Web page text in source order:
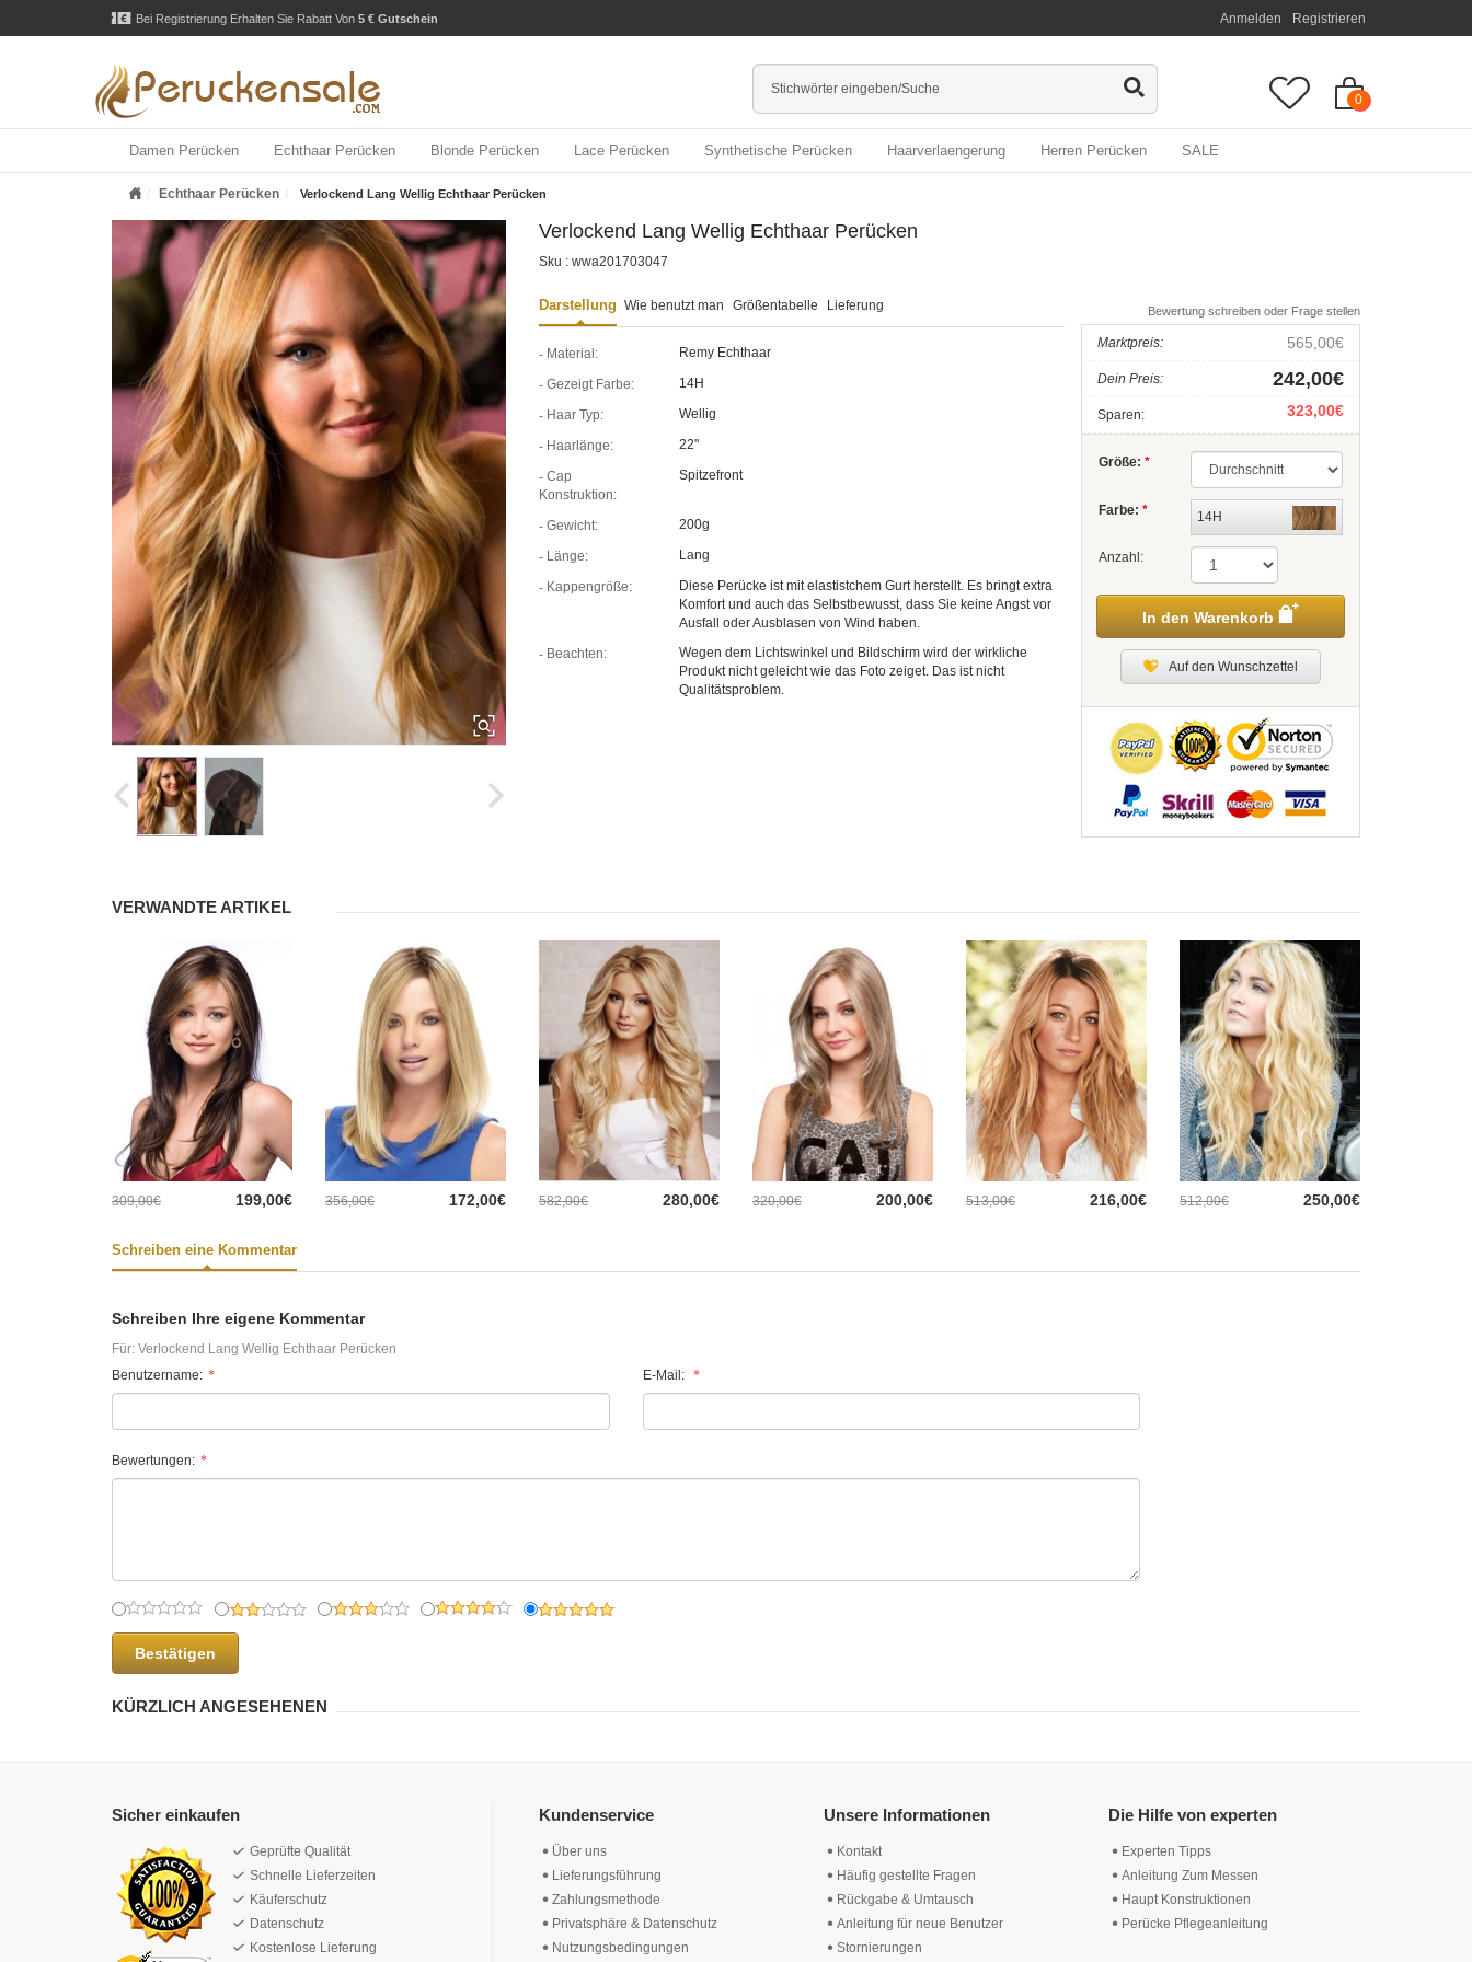
Bei Registrierung Erhalten Sie Rabatt Von 5 € Gutschein Anmelden Registrieren
0
Damen Perücken Echthaar Perücken Blonde Perücken Lace Perücken Synthetische Perücken Haarverlaengerung Herren Perücken SALE
Echthaar Perücken Verlockend Lang Wellig Echthaar Perücken
Verlockend Lang Wellig Echthaar Perücken
Sku : wwa201703047
Bewertung schreiben oder Frage stellen
Marktpreis: 565,00€
Dein Preis: 242,00€
Sparen: 323,00€
Größe: *
Farbe: * 14H
Anzahl:
In den Warenkorb
Auf den Wunschzettel
Darstellung Wie benutzt man Größentabelle Lieferung
Material: Remy Echthaar
Gezeigt Farbe: 14H
Haar Typ: Wellig
Haarlänge: 22"
Cap
Konstruktion:
Spitzefront
Gewicht: 200g
Länge: Lang
Kappengröße:
Diese Perücke ist mit elastistchem Gurt herstellt. Es bringt extra
Komfort und auch das Selbstbewusst, dass Sie keine Angst vor
Ausfall oder Ausblasen von Wind haben.
Beachten:
Wegen dem Lichtswinkel und Bildschirm wird der wirkliche
Produkt nicht geleicht wie das Foto zeiget. Das ist nicht
Qualitätsproblem.
VERWANDTE ARTIKEL
309,00€ 199,00€ 356,00€ 172,00€ 582,00€ 280,00€ 320,00€ 200,00€ 513,00€ 216,00€ 512,00€ 250,00€
Schreiben eine Kommentar
Schreiben Ihre eigene Kommentar
Für: Verlockend Lang Wellig Echthaar Perücken
Benutzername:
E-Mail:
Bewertungen:
Bestätigen
KÜRZLICH ANGESEHENEN
Kundenservice
Über uns
Lieferungsführung
Zahlungsmethode
Privatsphäre & Datenschutz
Nutzungsbedingungen
Unsere Informationen
Kontakt
Häufig gestellte Fragen
Rückgabe & Umtausch
Anleitung für neue Benutzer
Stornierungen
Die Hilfe von experten
Experten Tipps
Anleitung Zum Messen
Haupt Konstruktionen
Perücke Pflegeanleitung
Sicher einkaufen
Geprüfte Qualität
Schnelle Lieferzeiten
Käuferschutz
Datenschutz
Kostenlose Lieferung